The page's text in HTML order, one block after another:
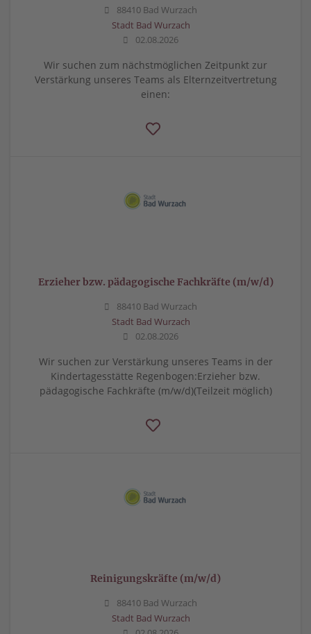
88410 Bad Wurzach
Stadt Bad Wurzach
02.08.2026
Wir suchen zum nächstmöglichen Zeitpunkt zur
Verstärkung unseres Teams als Elternzeitvertretung
einen:
Erzieher bzw. pädagogische Fachkräfte (m/w/d)
88410 Bad Wurzach
Stadt Bad Wurzach
02.08.2026
Wir suchen zur Verstärkung unseres Teams in der
Kindertagesstätte Regenbogen:Erzieher bzw.
pädagogische Fachkräfte (m/w/d)(Teilzeit möglich)
Reinigungskräfte (m/w/d)
88410 Bad Wurzach
Stadt Bad Wurzach